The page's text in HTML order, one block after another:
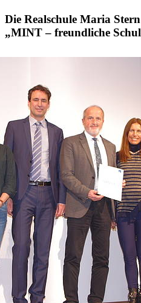
Die Realschule Maria
„MINT – freundliche